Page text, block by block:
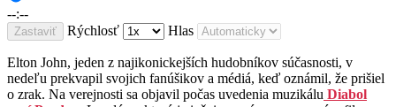
--:--
Zastaviť Rýchlosť Hlas
Elton John, jeden z najikonickejších hudobníkov súčasnosti, v
nedeľu prekvapil svojich fanúšikov a médiá, keď oznámil, že prišiel
o zrak. Na verejnosti sa objavil počas uvedenia muzikálu Diabol